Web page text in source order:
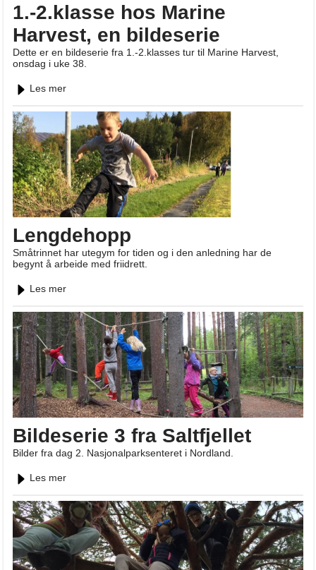
1.-2.klasse hos Marine
Harvest, en bildeserie
Dette er en bildeserie fra 1.-2.klasses tur til Marine Harvest,
onsdag i uke 38.
Les mer
Lengdehopp
Småtrinnet har utegym for tiden og i den anledning har de
begynt å arbeide med friidrett.
Les mer
Bildeserie 3 fra Saltfjellet
Bilder fra dag 2. Nasjonalparksenteret i Nordland.
Les mer